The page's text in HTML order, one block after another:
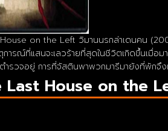
on the Left วิมานนรกล่าเดนคน
การณ์ที่แสนจะเลวร้ายที่สุดในชีวิตเกิดขึ้นเมื่อ
ำรวจอยู่ การที่จัสตินพาพวกมารีมายังที่พักจึ
Last House on the